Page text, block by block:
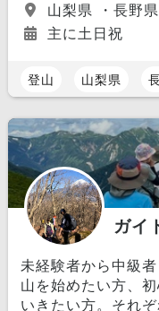
山梨県 ・長野
主に土日祝
登山 山梨県
ガイ
未経験者から中級
山を始めたい方、
いきたい方。それ